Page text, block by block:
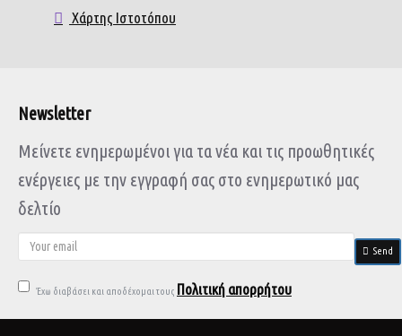
Χάρτης Ιστοτόπου
Newsletter
Μείνετε ενημερωμένοι για τα νέα και τις προωθητικές
ενέργειες με την εγγραφή σας στο ενημερωτικό μας
δελτίο
Send
Έχω διαβάσει και αποδέχομαι τους Πολιτική απορρήτου